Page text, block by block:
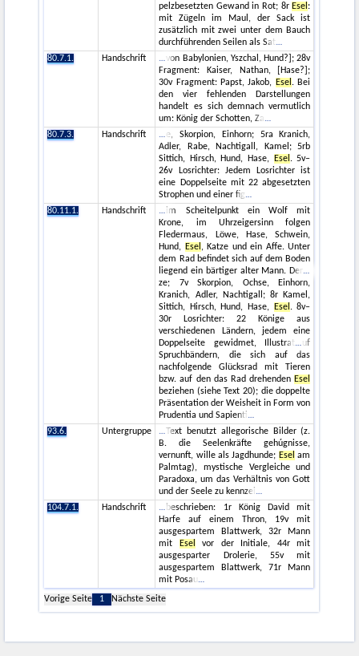
pelzbesetzten Gewand in Rot; 8r Esel :
mit Zügeln im Maul, der Sack ist
zusätzlich mit zwei unter dem Bauch
durchführenden Seilen als Sat
80.7.1.
Handschrift
von Babylonien, Yszchal, Hund?]; 28v
Fragment: Kaiser, Nathan, [Hase?];
30v Fragment: Papst, Jakob,
Esel . Bei
den vier fehlenden Darstellungen
handelt es sich demnach vermutlich
um: König der Schotten, Za
80.7.3.
Handschrift
e, Skorpion, Einhorn; 5ra Kranich,
Adler, Rabe, Nachtigall, Kamel; 5rb
Sittich, Hirsch, Hund, Hase,
Esel . 5v–
26v Losrichter: Jedem Losrichter ist
eine Doppelseite mit 22 abgesetzten
Strophen und einer fig
80.11.1.
Handschrift
im Scheitelpunkt ein Wolf mit
Krone, im Uhrzeigersinn folgen
Fledermaus, Löwe, Hase, Schwein,
Hund,
Esel , Katze und ein Affe. Unter
dem Rad befindet sich auf dem Boden
liegend ein bärtiger alter Mann. Der
ze; 7v Skorpion, Ochse, Einhorn,
Kranich, Adler, Nachtigall; 8r Kamel,
Sittich, Hirsch, Hund, Hase,
Esel . 8v–
30r Losrichter: 22 Könige aus
verschiedenen Ländern, jedem eine
Doppelseite gewidmet, Illustrat
uf
Spruchbändern, die sich auf das
nachfolgende Glücksrad mit Tieren
bzw. auf den das Rad drehenden Esel
beziehen (siehe Text 20); die doppelte
Präsentation der Weisheit in Form von
Prudentia und Sapienti
93.6.
Untergruppe
Text benutzt allegorische Bilder (z.
B. die Seelenkräfte gehúgnisse,
vernunft, wille als Jagdhunde; Esel am
Palmtag), mystische Vergleiche und
Paradoxa, um das Verhältnis von Gott
und der Seele zu kennzei
104.7.1.
Handschrift
beschrieben: 1r König David mit
Harfe auf einem Thron, 19v mit
ausgespartem Blattwerk, 32r Mann
mit
Esel
vor der Initiale, 44r mit
ausgesparter Drolerie, 55v mit
ausgespartem Blattwerk, 71r Mann
mit Posau
Vorige Seite
1 Nächste Seite